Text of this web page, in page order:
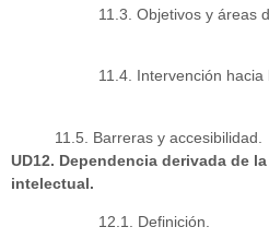
11.3. Objetivos y áreas
11.4. Intervención hacia
11.5. Barreras y accesibilidad.
UD12. Dependencia derivada de
intelectual.
12.1. Definición.